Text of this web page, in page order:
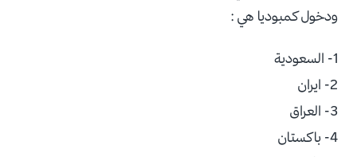
ودخول كمبوديا هي :
1- السعودية
2- ايران
3- العراق
4- باكستان